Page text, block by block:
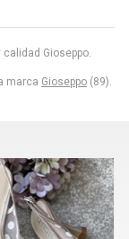
Gioseppo.
marca Gioseppo (89).